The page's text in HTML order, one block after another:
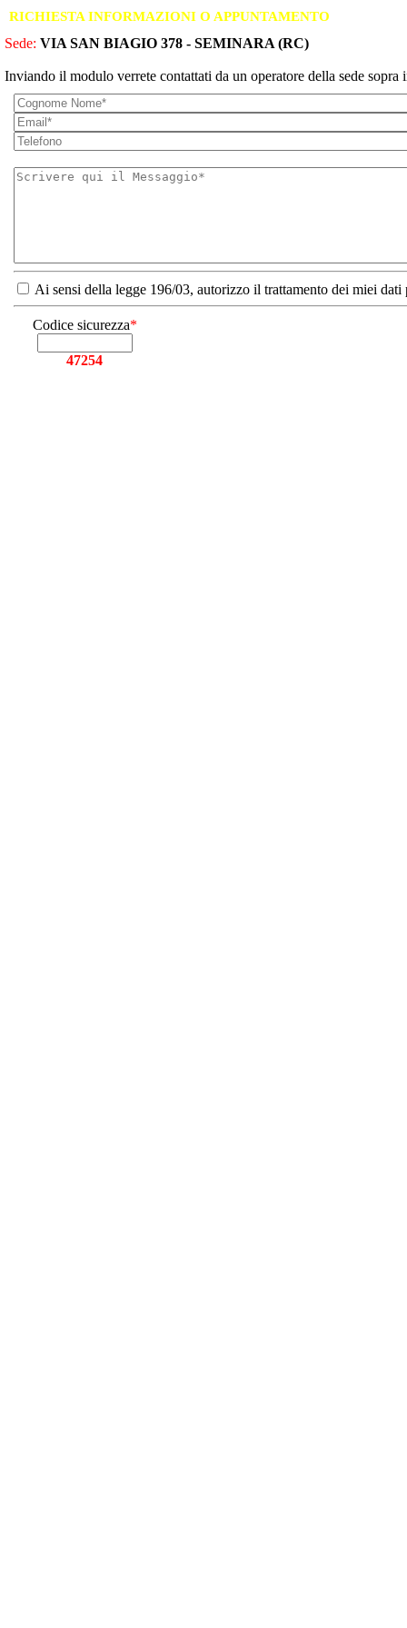
RICHIESTA INFORMAZIONI O APPUNTAMENTO
Sede: VIA SAN BIAGIO 378 - SEMINARA (RC)
Inviando il modulo verrete contattati da un operatore della sede sopra
Ai sensi della legge 196/03, autorizzo il trattamento dei miei
Codice sicurezza*
47254